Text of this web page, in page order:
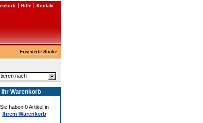
Hilfe Kontakt
Erweiterte Suche
nach
Ihr Warenkorb
Sie haben 0 Artikel in
Ihrem Warenkorb